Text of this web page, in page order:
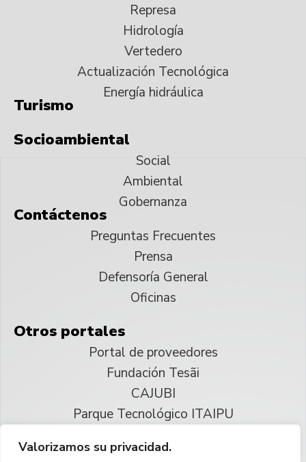
Valorizamos su privacidad.
Represa
Hidrología
Vertedero
Actualización Tecnológica
Energía hidráulica
Turismo
Socioambiental
Social
Ambiental
Gobernanza
Contáctenos
Preguntas Frecuentes
Prensa
Defensoría General
Oficinas
Otros portales
Portal de proveedores
Fundación Tesãi
CAJUBI
Parque Tecnológico ITAIPU